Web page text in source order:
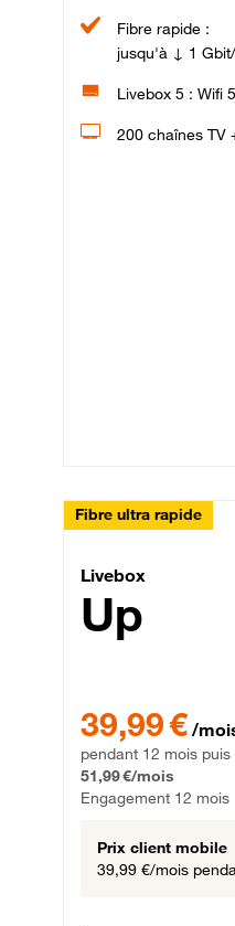
Fibre rapide :
jusqu'à ↓ 1
Livebox 5 : Wifi 5
200 chaînes TV
Fibre ultra rapide
Livebox
Livebox
Up
39,99 € /
pendant 12 mois puis
51,99 €/mois
Engagement 12 mois
Prix client mobile
39,99 €/mois